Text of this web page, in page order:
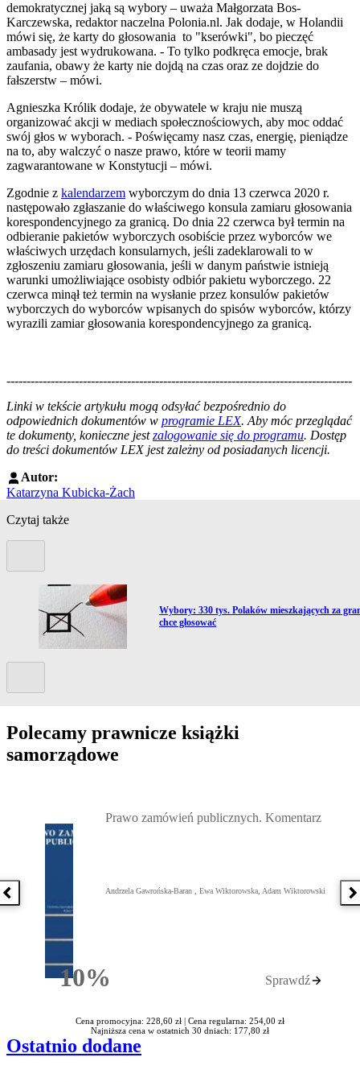
demokratycznej jaką są wybory – uważa Małgorzata Bos-
Karczewska, redaktor naczelna Polonia.nl. Jak dodaje, w Holandii
mówi się, że karty do głosowania to "kserówki", bo pieczęć
ambasady jest wydrukowana. - To tylko podkręca emocje, brak
zaufania, obawy że karty nie dojdą na czas oraz ze dojdzie do
fałszerstw – mówi.
Agnieszka Królik dodaje, że obywatele w kraju nie muszą
organizować akcji w mediach społecznościowych, aby moc oddać
swój głos w wyborach. - Poświęcamy nasz czas, energię, pieniądze
na to, aby walczyć o nasze prawo, które w teorii mamy
zagwarantowane w Konstytucji – mówi.
Zgodnie z kalendarzem wyborczym do dnia 13 czerwca 2020 r.
następowało zgłaszanie do właściwego konsula zamiaru głosowania
korespondencyjnego za granicą. Do dnia 22 czerwca był termin na
odbieranie pakietów wyborczych osobiście przez wyborców we
właściwych urzędach konsularnych, jeśli zadeklarowali to w
zgłoszeniu zamiaru głosowania, jeśli w danym państwie istnieją
warunki umożliwiające osobisty odbiór pakietu wyborczego. 22
czerwca minął też termin na wysłanie przez konsulów pakietów
wyborczych do wyborców wpisanych do spisów wyborców, którzy
wyrazili zamiar głosowania korespondencyjnego za granicą.
--------------------------------------------------------------------------------------
Linki w tekście artykułu mogą odsyłać bezpośrednio do
odpowiednich dokumentów w programie LEX. Aby móc przeglądać
te dokumenty, konieczne jestzalogowanie się do programu. Dostęp
do treści dokumentów LEX jest zależny od posiadanych licencji.
Autor:
Katarzyna Kubicka-Żach
Czytaj także
Przejdź do artykułu:
Wybory: 330 tys. Polaków mieszkających za
chce głosować
Polecamy prawnicze książki
samorządowe
Poprzednia książka
10%Rabatu
Prawo zamówień publicznych. Komentarz
Andrzela Gawrońska-Baran , Ewa Wiktorowska, Adam Wiktorowski
Sprawdź
Cena promocyjna: 228,60 zł | Cena regularna: 254,00 zł
Najniższa cena w ostatnich 30 dniach: 177,80 zł
Ostatnio dodane